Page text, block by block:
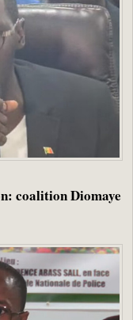
coalition Diomaye